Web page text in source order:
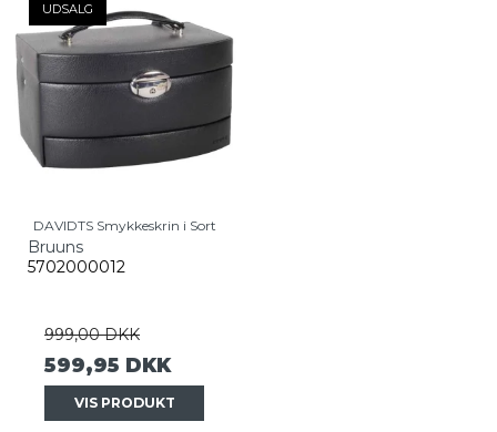
UDSALG
DAVIDTS Smykkeskrin i Sort
Bruuns
5702000012
999,00 DKK
599,95 DKK
VIS PRODUKT